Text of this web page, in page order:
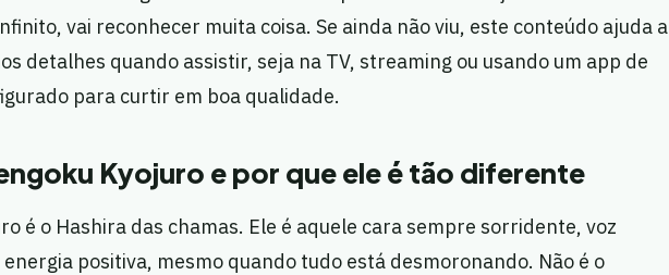
vai reconhecer muita coisa. Se ainda não viu, este conteúdo ajuda a
detalhes quando assistir, seja na TV, streaming ou usando um app de
para curtir em boa qualidade.
Kyojuro e por que ele é tão diferente
é o Hashira das chamas. Ele é aquele cara sempre sorridente, voz
positiva, mesmo quando tudo está desmoronando. Não é o